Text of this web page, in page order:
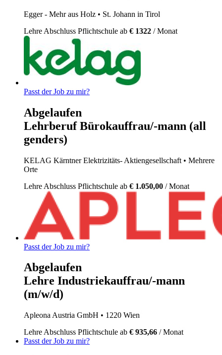
Egger - Mehr aus Holz • St. Johann in Tirol
Lehre Abschluss Pflichtschule ab € 1322 / Monat
Passt der Job zu mir?
Abgelaufen
Lehrberuf Bürokauffrau/-mann (all
genders)
KELAG Kärntner Elektrizitäts- Aktiengesellschaft • Mehrere
Orte
Lehre Abschluss Pflichtschule ab € 1.050,00 / Monat
Passt der Job zu mir?
Abgelaufen
Lehre Industriekauffrau/-mann
(m/w/d)
Apleona Austria GmbH • 1220 Wien
Lehre Abschluss Pflichtschule ab € 935,66 / Monat
Passt der Job zu mir?